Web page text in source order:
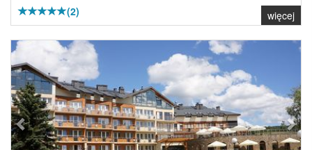
(2)
więcej
Previous Next